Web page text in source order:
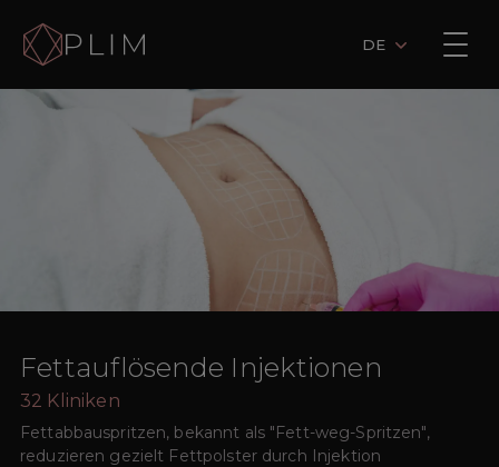
DE
Fettauflösende Injektionen
32 Kliniken
Fettabbauspritzen, bekannt als "Fett-weg-Spritzen",
reduzieren gezielt Fettpolster durch Injektion